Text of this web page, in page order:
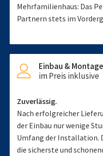
Mehrfamilienhaus: Das
Partnern stets im
Einbau & Montage
im Preis inklusive
Zuverlässig.
Nach erfolgreicher
der Einbau nur wenige
Umfang der Installation.
die sicherste und